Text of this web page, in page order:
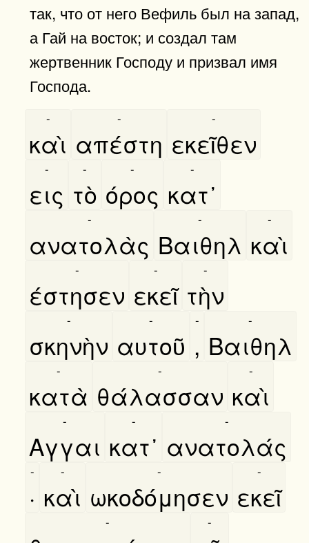
так, что от него Вефиль был на запад,
а Гай на восток; и создал там
жертвенник Господу и призвал имя
Господа.
καὶ
-
απέστη
-
εκεῖθεν
-
εις
-
τὸ
-
όρος
-
κατ᾿
-
ανατολὰς
-
Βαιθηλ
-
καὶ
-
έστησεν
-
εκεῖ
-
τὴν
-
σκηνὴν
-
αυτοῦ
-
,
-
Βαιθηλ
-
κατὰ
-
θάλασσαν
-
καὶ
-
Αγγαι
-
κατ᾿
-
ανατολάς
-
·
-
καὶ
-
ωκοδόμησεν
-
εκεῖ
-
- -